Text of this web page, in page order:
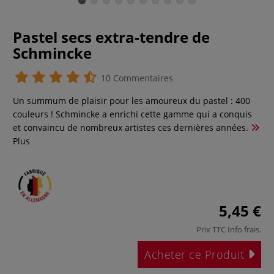
Pastel secs extra-tendre de
Schmincke
10 Commentaires
Un summum de plaisir pour les amoureux du pastel : 400
couleurs ! Schmincke a enrichi cette gamme qui a conquis
et convaincu de nombreux artistes ces dernières années.
Plus
5,45 €
Prix TTC Info frais.
Acheter ce Produit